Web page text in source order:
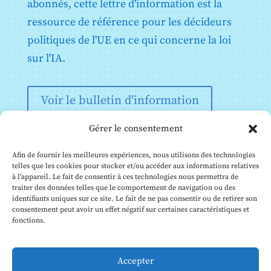
Gérer le consentement
Afin de fournir les meilleures expériences, nous utilisons des technologies
telles que les cookies pour stocker et/ou accéder aux informations relatives
à l'appareil. Le fait de consentir à ces technologies nous permettra de
traiter des données telles que le comportement de navigation ou des
identifiants uniques sur ce site. Le fait de ne pas consentir ou de retirer son
consentement peut avoir un effet négatif sur certaines caractéristiques et
fonctions.
Accepter
Annexe XI : Documentation technique visée à l'article
53, paragraphe 1, point a) - Documentation technique
destinée aux fournisseurs de modèles d'IA à usage
général
Annexe XII : Informations relatives à la transparence
fournisseurs de modèles d'IA à usage général aux
fournisseurs en aval qui intègrent le modèle dans leur
Annexe XIII : Critères de désignation des modèles d'IA
visés à l'article 51
abonnés, cette lettre d'information est la
ressource de référence pour les décideurs
politiques de l'UE en ce qui concerne la loi
sur l'IA.
Voir le bulletin d'information
© Institut Future of Life, 2026
Ce site web est géré par le Future of Life Institute (FLI).